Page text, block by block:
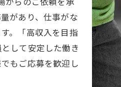
があり、仕事がな
。「高収入を目指
して安定した働き
もご応募を歓迎し